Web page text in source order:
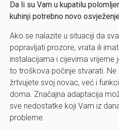
Da li su Vam u kupatilu
kuhinji potrebno novo
Ako se nalazite u situaciji da
popravljati prozore, vrata ili
instalacijama i cijevima vrijeme
to troškova počinje stvarati.
žrtvujete svoj novac, već i
doma. Značajna adaptacija
sve nedostatke koji Vam iz
probleme.